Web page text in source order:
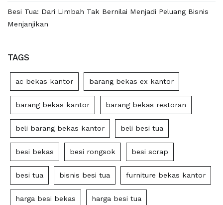
Besi Tua: Dari Limbah Tak Bernilai Menjadi Peluang Bisnis
Menjanjikan
TAGS
ac bekas kantor barang bekas ex kantor
barang bekas kantor barang bekas restoran
beli barang bekas kantor beli besi tua
besi bekas besi rongsok besi scrap
besi tua bisnis besi tua furniture bekas kantor
harga besi bekas harga besi tua